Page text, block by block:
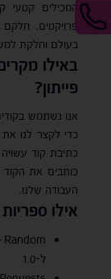
המכילים קטעי
פרויקטים,
בעולם וחלקת
באילו
פייתון?
אנו נשתמש
כדי לקצר לנו את
כתיבת קוד
כותבים את הקוד
העבודה שלנו.
אילו
ל-1.0